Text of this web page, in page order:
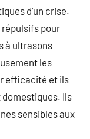
d’un crise.
répulsifs pour
à ultrasons
les
efficacité et ils
domestiques. Ils
sensibles aux